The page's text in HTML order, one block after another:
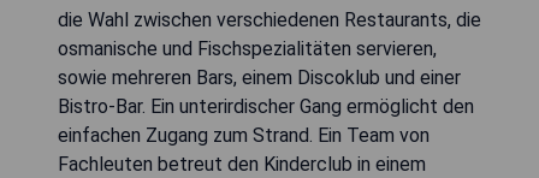
die Wahl zwischen verschiedenen Restaurants, die
osmanische und Fischspezialitäten servieren,
sowie mehreren Bars, einem Discoklub und einer
Bistro-Bar. Ein unterirdischer Gang ermöglicht den
einfachen Zugang zum Strand. Ein Team von
Fachleuten betreut den Kinderclub in einem